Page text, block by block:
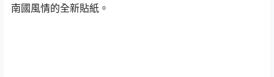
南國風情的全新貼紙。